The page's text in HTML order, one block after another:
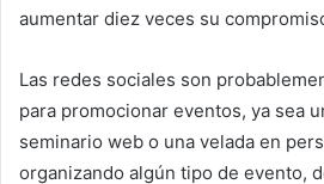
aumentar diez veces su
Las redes sociales son
para promocionar eventos, ya sea
seminario web o una velada en
organizando algún tipo de evento,